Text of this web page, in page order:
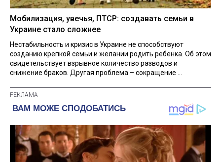
Мобилизация, увечья, ПТСР: создавать семьи в
Украине стало сложнее
Нестабильность и кризис в Украине не способствуют
созданию крепкой семьи и желании родить ребенка. Об этом
свидетельствует взрывное количество разводов и
снижение браков. Другая проблема – сокращение ...